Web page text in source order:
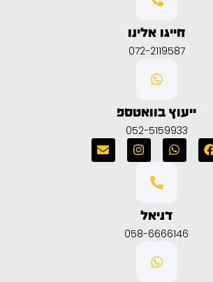
חייגו אלינו
072-2119587
ייעוץ בוואטספ
052-5159933
דניאל
058-6666146